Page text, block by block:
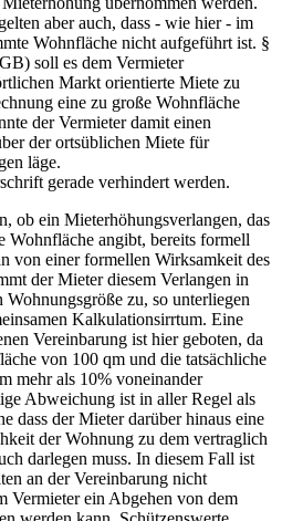
aber auch, dass - wie hier - im
Wohnfläche nicht aufgeführt ist. §
soll es dem Vermieter
Markt orientierte Miete zu
eine zu große Wohnfläche
der Vermieter damit einen
der ortsüblichen Miete für
läge.
gerade verhindert werden.
ob ein Mieterhöhungsverlangen, das
Wohnfläche angibt, bereits formell
von einer formellen Wirksamkeit des
der Mieter diesem Verlangen in
zu, so unterliegen
Kalkulationsirrtum. Eine
Vereinbarung ist hier geboten, da
von 100 qm und die tatsächliche
mehr als 10% voneinander
Abweichung ist in aller Regel als
dass der Mieter darüber hinaus eine
der Wohnung zu dem vertraglich
darlegen muss. In diesem Fall ist
an der Vereinbarung nicht
Vermieter ein Abgehen von dem